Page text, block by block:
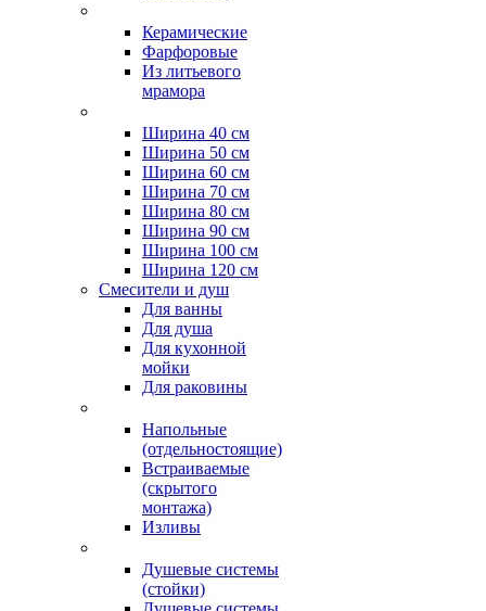
Керамические
Фарфоровые
Из литьевого
мрамора
Ширина 40 см
Ширина 50 см
Ширина 60 см
Ширина 70 см
Ширина 80 см
Ширина 90 см
Ширина 100 см
Ширина 120 см
Смесители и душ
Для ванны
Для душа
Для кухонной
мойки
Для раковины
Напольные
(отдельностоящие)
Встраиваемые
(скрытого
монтажа)
Изливы
Душевые системы
(стойки)